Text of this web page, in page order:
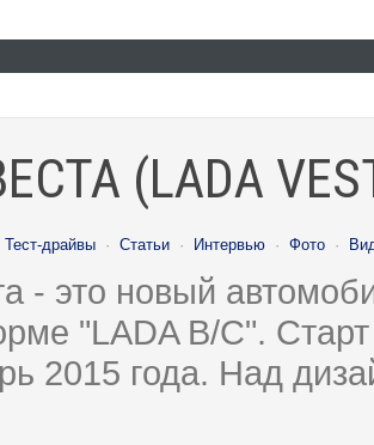
(LADA
Тест-драйвы · Статьи · Интервью · Фото ·
- это новый
"LADA B/C".
2015 года. Над